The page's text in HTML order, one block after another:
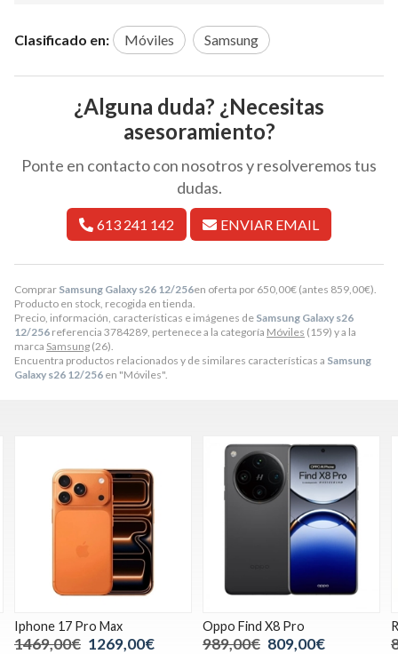
Comprar Samsung Galaxy s26 12/256en oferta por 650,00€ (antes 859,00€).
Producto en stock, recogida en tienda.
Precio, información, características e imágenes de Samsung Galaxy s26
12/256 referencia 3784289, pertenece a la categoría Móviles (159) y a la
marca Samsung (26).
Encuentra productos relacionados y de similares características a Samsung
Galaxy s26 12/256 en "Móviles".
Clasificado en: Móviles Samsung
¿Alguna duda? ¿Necesitas
asesoramiento?
Ponte en contacto con nosotros y resolveremos tus
dudas.
613 241 142 ENVIAR EMAIL
Iphone 17 Pro Max
1469,00€ 1269,00€
Oppo Find X8 Pro
989,00€ 809,00€